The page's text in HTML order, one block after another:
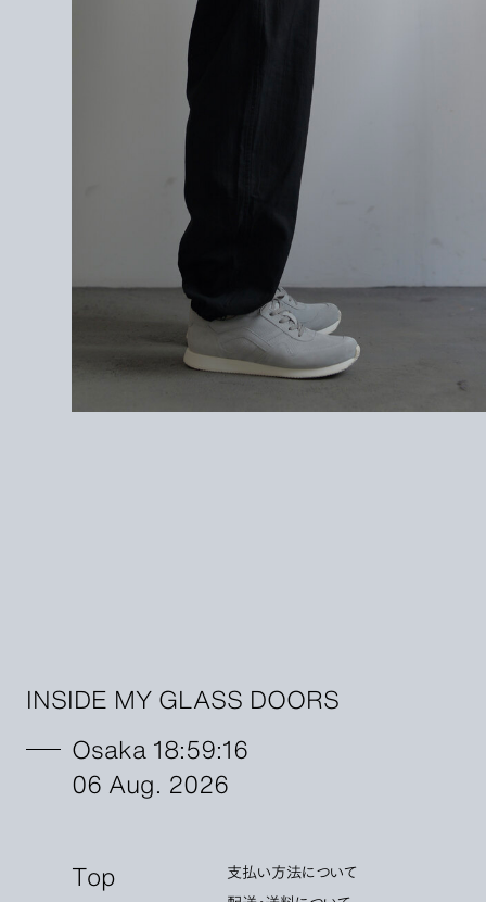
INSIDE MY GLASS DOORS
Osaka 18:59:18
06 Aug. 2026
Top
支払い方法について